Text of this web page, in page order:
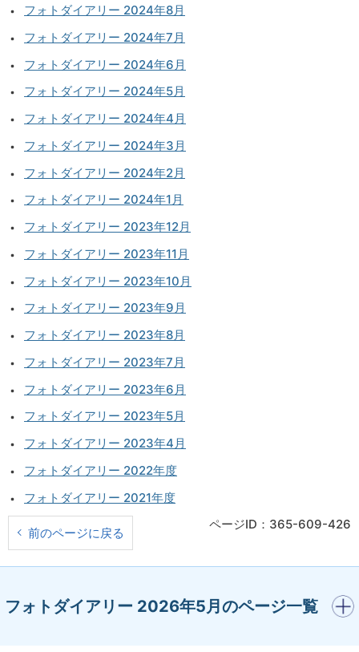
フォトダイアリー 2024年8月
フォトダイアリー 2024年7月
フォトダイアリー 2024年6月
フォトダイアリー 2024年5月
フォトダイアリー 2024年4月
フォトダイアリー 2024年3月
フォトダイアリー 2024年2月
フォトダイアリー 2024年1月
フォトダイアリー 2023年12月
フォトダイアリー 2023年11月
フォトダイアリー 2023年10月
フォトダイアリー 2023年9月
フォトダイアリー 2023年8月
フォトダイアリー 2023年7月
フォトダイアリー 2023年6月
フォトダイアリー 2023年5月
フォトダイアリー 2023年4月
フォトダイアリー 2022年度
フォトダイアリー 2021年度
前のページに戻る
ページID：365-609-426
フォトダイアリー 2026年5月のページ一覧
開く